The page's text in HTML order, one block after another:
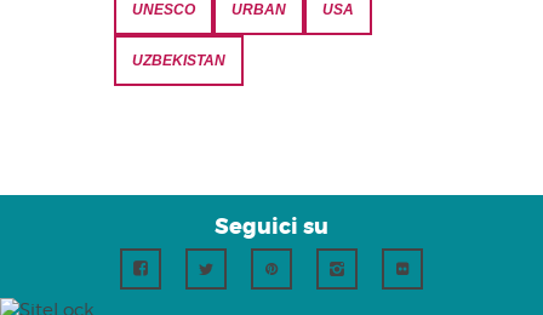
UNESCO URBAN USA
UZBEKISTAN
Seguici su